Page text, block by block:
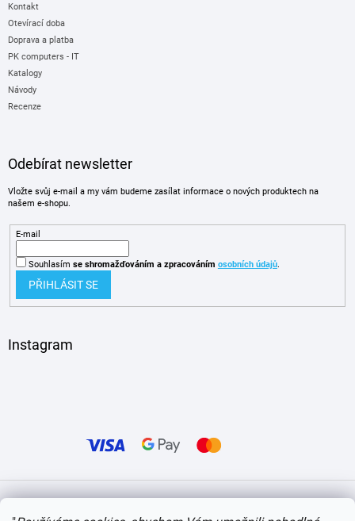
Kontakt
Otevírací doba
Doprava a platba
PK computers - IT
Katalogy
Návody
Recenze
Odebírat newsletter
Vložte svůj e-mail a my vám budeme zasílat informace o nových produktech na
našem e-shopu.
E-mail
Souhlasím se shromažďováním a zpracováním osobních údajů.
PŘIHLÁSIT SE
Instagram